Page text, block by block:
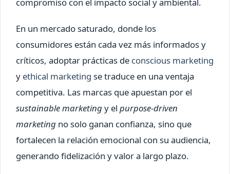
En un mercado saturado, donde los
consumidores están cada vez más informados y
críticos, adoptar prácticas de conscious marketing
y ethical marketing se traduce en una ventaja
competitiva. Las marcas que apuestan por el
sustainable marketingy el purpose-driven
marketing no solo ganan confianza, sino que
fortalecen la relación emocional con su audiencia,
generando fidelización y valor a largo plazo.